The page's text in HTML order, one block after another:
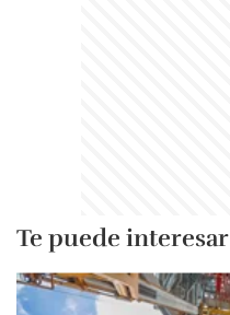
Te puede interesar